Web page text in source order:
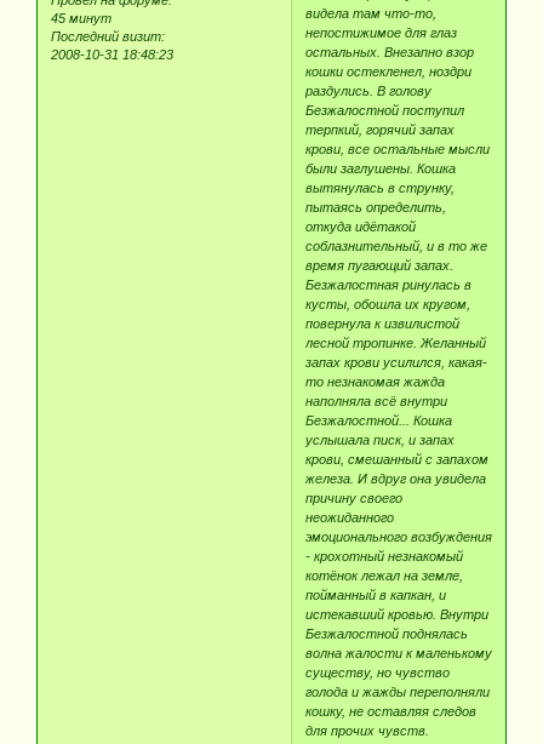
45 минут
Последний визит:
2008-10-31 18:48:23
видела там что-то,
непостижимое для глаз
остальных. Внезапно взор
кошки остекленел, ноздри
раздулись. В голову
Безжалостной поступил
терпкий, горячий запах
крови, все остальные мысли
были заглушены. Кошка
вытянулась в струнку,
пытаясь определить,
откуда идётакой
соблазнительный, и в то же
время пугающий запах.
Безжалостная ринулась в
кусты, обошла их кругом,
повернула к извилистой
лесной тропинке. Желанный
запах крови усилился, какая-
то незнакомая жажда
наполняла всё внутри
Безжалостной... Кошка
услышала писк, и запах
крови, смешанный с запахом
железа. И вдруг она увидела
причину своего
неожиданного
эмоционального возбуждения
- крохотный незнакомый
котёнок лежал на земле,
пойманный в капкан, и
истекавший кровью. Внутри
Безжалостной поднялась
волна жалости к маленькому
существу, но чувство
голода и жажды переполняли
кошку, не оставляя следов
для прочих чувств.